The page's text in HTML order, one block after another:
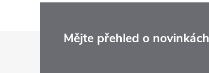
Mějte přehled o novinkách